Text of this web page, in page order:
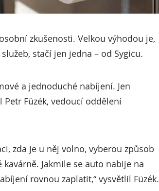
zkušenosti. Velkou výhodou je,
stačí jen jedna – od Sygicu.
a jednoduché nabíjení. Jen
Petr Füzék, vedoucí oddělení
zda je u něj volno, vyberou způsob
Jakmile se auto nabije na
rovnou zaplatit,“ vysvětlil Füzék.